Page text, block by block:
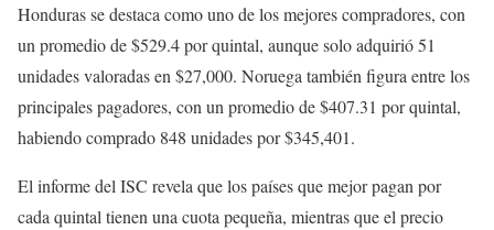
Honduras se destaca como uno de los mejores compradores, con
un promedio de $529.4 por quintal, aunque solo adquirió 51
unidades valoradas en $27,000. Noruega también figura entre los
principales pagadores, con un promedio de $407.31 por quintal,
habiendo comprado 848 unidades por $345,401.
El informe del ISC revela que los países que mejor pagan por
cada quintal tienen una cuota pequeña, mientras que el precio